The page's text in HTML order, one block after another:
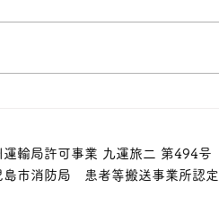
運輸局許可事業 九運旅二 第494号
島市消防局 患者等搬送事業所認